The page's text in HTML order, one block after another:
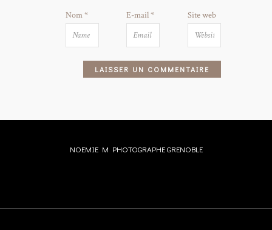
Nom* E-mail* Site web
NOEMIE M PHOTOGRAPHE GRENOBLE